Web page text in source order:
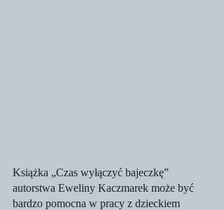
Książka „Czas wyłączyć bajeczkę”
autorstwa Eweliny Kaczmarek może być
bardzo pomocna w pracy z dzieckiem